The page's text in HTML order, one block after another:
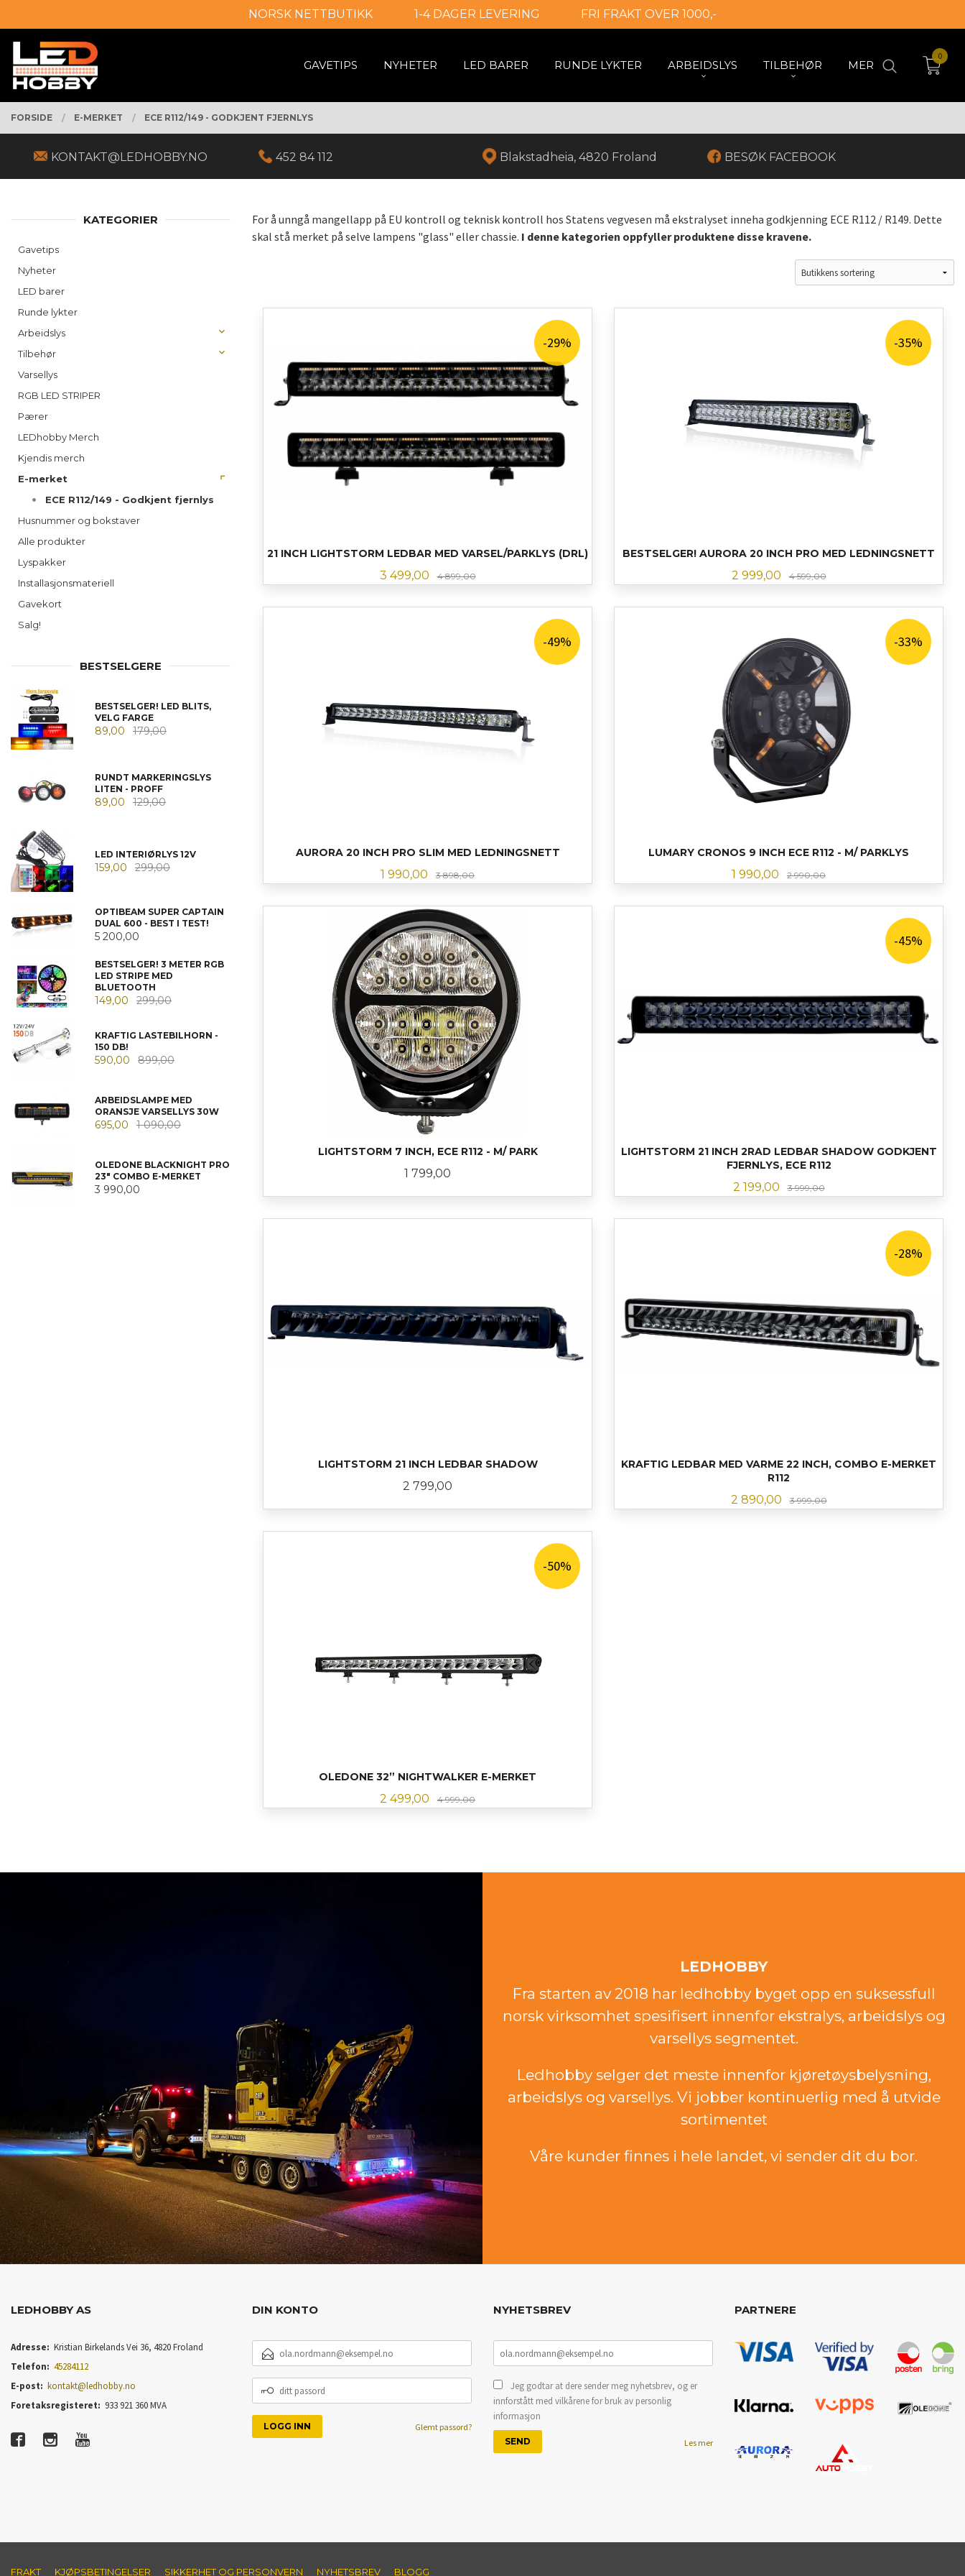
til
innholdet
NORSK NETTBUTIKK 1-4 DAGER LEVERING FRI FRAKT OVER 1000,-
PRODUKTER
GAVETIPS NYHETER LED BARER RUNDE LYKTER ARBEIDSLYS TILBEHØR MER
0
FORSIDE E-MERKET ECE R112/149 - GODKJENT FJERNLYS
KONTAKT@LEDHOBBY.NO 452 84 112 Blakstadheia, 4820 Froland BESØK FACEBOOK
For å unngå mangellapp på EU kontroll og teknisk kontroll hos Statens vegvesen må ekstralyset inneha godkjenning ECE R112 / R149. Dette
skal stå merket på selve lampens "glass" eller chassie. I denne kategorien oppfyller produktene disse kravene.
21 INCH LIGHTSTORM LEDBAR MED VARSEL/PARKLYS (DRL)
Tilbud
3 499,00 4 899,00Rabatt
-29%
BESTSELGER! AURORA 20 INCH PRO MED LEDNINGSNETT
Tilbud
2 999,00 4 599,00Rabatt
-35%
AURORA 20 INCH PRO SLIM MED LEDNINGSNETT
Tilbud
1 990,00 3 898,00Rabatt
-49%
LES MER
LUMARY CRONOS 9 INCH ECE R112 - M/ PARKLYS
Tilbud
1 990,00 2 990,00Rabatt
-33%
LIGHTSTORM 7 INCH, ECE R112 - M/ PARK
Pris
1 799,00
LIGHTSTORM 21 INCH 2RAD LEDBAR SHADOW GODKJENT
FJERNLYS, ECE R112
Tilbud
2 199,00 3 999,00Rabatt
-45%
LIGHTSTORM 21 INCH LEDBAR SHADOW
Pris
2 799,00
KRAFTIG LEDBAR MED VARME 22 INCH, COMBO E-MERKET
R112
Tilbud
2 890,00 3 999,00Rabatt
-28%
OLEDONE 32” NIGHTWALKER E-MERKET
Tilbud
2 499,00 4 999,00Rabatt
-50%
KATEGORIER
Gavetips
Nyheter
LED barer
Runde lykter
Arbeidslys
Tilbehør
Varsellys
RGB LED STRIPER
Pærer
LEDhobby Merch
Kjendis merch
E-merket
ECE R112/149 - Godkjent fjernlys
Husnummer og bokstaver
Alle produkter
Lyspakker
Installasjonsmateriell
Gavekort
Salg!
BESTSELGERE
BESTSELGER! LED BLITS,
VELG FARGE
89,00 179,00
RUNDT MARKERINGSLYS
LITEN - PROFF
89,00 129,00
LED INTERIØRLYS 12V
159,00 299,00
OPTIBEAM SUPER CAPTAIN
DUAL 600 - BEST I TEST!
5 200,00
BESTSELGER! 3 METER RGB
LED STRIPE MED
BLUETOOTH
149,00 299,00
KRAFTIG LASTEBILHORN -
150 DB!
590,00 899,00
ARBEIDSLAMPE MED
ORANSJE VARSELLYS 30W
695,00 1 090,00
OLEDONE BLACKNIGHT PRO
23" COMBO E-MERKET
3 990,00
LEDHOBBY
Fra starten av 2018 har ledhobby byget opp en suksessfull
norsk virksomhet spesifisert innenfor ekstralys, arbeidslys og
varsellys segmentet.
Ledhobby selger det meste innenfor kjøretøysbelysning,
arbeidslys og varsellys. Vi jobber kontinuerlig med å utvide
sortimentet
Våre kunder finnes i hele landet, vi sender dit du bor.
LEDHOBBY AS
Adresse: Kristian Birkelands Vei 36, 4820 Froland
Telefon: 45284112
E-post: kontakt@ledhobby.no
Foretaksregisteret: 933 921 360 MVA
DIN KONTO
POSTADRESSE
PASSORD
Glemt passord?
NYHETSBREV
Jeg godtar at dere sender meg nyhetsbrev, og er
innforstått med vilkårene for bruk av personlig
informasjon
Les mer
PARTNERE
FRAKT KJØPSBETINGELSER SIKKERHET OG PERSONVERN NYHETSBREV BLOGG